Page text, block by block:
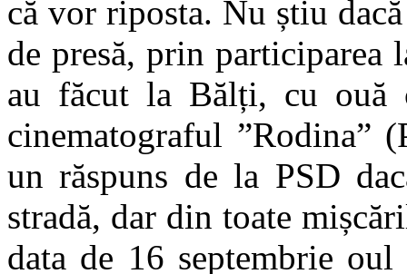
că vor riposta. Nu știu
de presă, prin participarea
au făcut la Bălți, cu ouă
cinematograful ”Rodina”
un răspuns de la PSD
stradă, dar din toate
data de 16 septembrie